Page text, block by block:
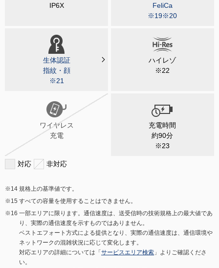
IP6X
FeliCa
※19※20
生体認証
指紋・顔
※21
ハイレゾ
※22
ワイヤレス
充電
充電時間
約90分
※23
対応 非対応
規格上の基準値です。
すべての容量を使用することはできません。
一部エリアに限ります。通信速度は、送受信時の技術規格上の最大値であ
り、実際の通信速度を示すものではありません。
ベストエフォート方式による提供となり、実際の通信速度は、通信環境や
ネットワークの混雑状況に応じて変化します。
対応エリアの詳細については「 サービスエリア検索 」よりご確認くださ
い。